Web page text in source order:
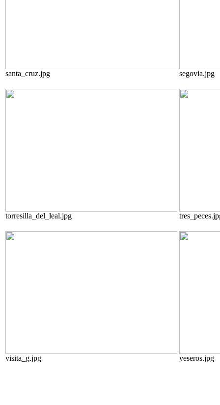
santa_cruz.jpg segovia.jpg
torresilla_del_leal.jpg
visita_g.jpg yeseros.jpg